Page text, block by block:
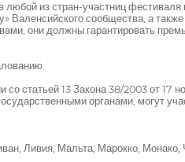
из стран-участниц
Валенсийского сообщества, а
они должны гарантировать
со статьей 13 Закона 38/2003 от 17
органами, могут
Ливия, Мальта, Марокко, Монако,